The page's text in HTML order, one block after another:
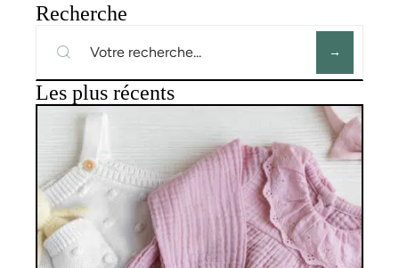
Recherche
Les plus récents